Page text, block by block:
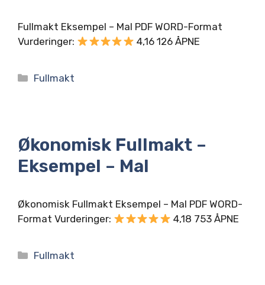
Fullmakt Eksempel – Mal PDF WORD-Format
Vurderinger:
4,16 126 ÅPNE
Kategorier
Fullmakt
Økonomisk Fullmakt –
Eksempel – Mal
Økonomisk Fullmakt Eksempel – Mal PDF WORD-
Format Vurderinger:
4,18 753 ÅPNE
Kategorier
Fullmakt